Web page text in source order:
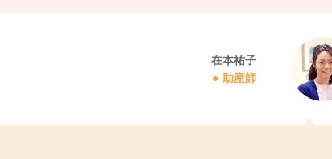
在本祐子
助産師